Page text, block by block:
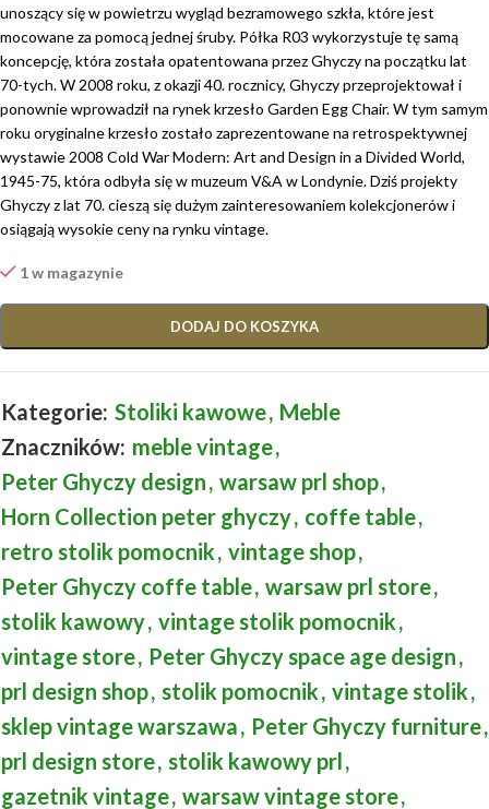
unoszący się w powietrzu wygląd bezramowego szkła, które jest
mocowane za pomocą jednej śruby. Półka R03 wykorzystuje tę samą
koncepcję, która została opatentowana przez Ghyczy na początku lat
70-tych. W 2008 roku, z okazji 40. rocznicy, Ghyczy przeprojektował i
ponownie wprowadził na rynek krzesło Garden Egg Chair. W tym samym
roku oryginalne krzesło zostało zaprezentowane na retrospektywnej
wystawie 2008 Cold War Modern: Art and Design in a Divided World,
1945-75, która odbyła się w muzeum V&A w Londynie. Dziś projekty
Ghyczy z lat 70. cieszą się dużym zainteresowaniem kolekcjonerów i
osiągają wysokie ceny na rynku vintage.
1 w magazynie
DODAJ DO KOSZYKA
Kategorie: Stoliki kawowe, Meble
Znaczników: meble vintage,
Peter Ghyczy design, warsaw prl shop,
Horn Collection peter ghyczy, coffe table,
retro stolik pomocnik, vintage shop,
Peter Ghyczy coffe table, warsaw prl store,
stolik kawowy, vintage stolik pomocnik,
vintage store, Peter Ghyczy space age design,
prl design shop, stolik pomocnik, vintage stolik,
sklep vintage warszawa, Peter Ghyczy furniture,
prl design store, stolik kawowy prl ,
gazetnik vintage, warsaw vintage store,